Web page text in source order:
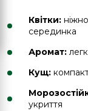
Квітки:
серединка
Аромат:
Кущ:
укриття